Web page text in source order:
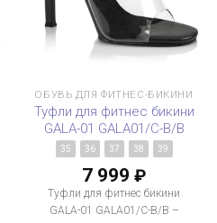
ОБУВЬ ДЛЯ ФИТНЕС-БИКИНИ
Туфли для фитнес бикини
GALA-01 GALA01/C-B/B
35 36 37 38 39
7 999 ₽
Туфли для фитнес бикини
GALA-01 GALA01/C-B/B –